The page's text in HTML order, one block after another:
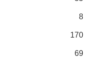
8
170
69